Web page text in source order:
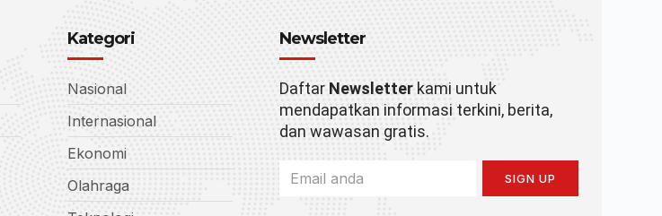
Kategori
Nasional
Internasional
Ekonomi
Olahraga
Newsletter
Daftar Newsletterkami untuk
mendapatkan informasi terkini, berita,
dan wawasan gratis.
SIGN UP